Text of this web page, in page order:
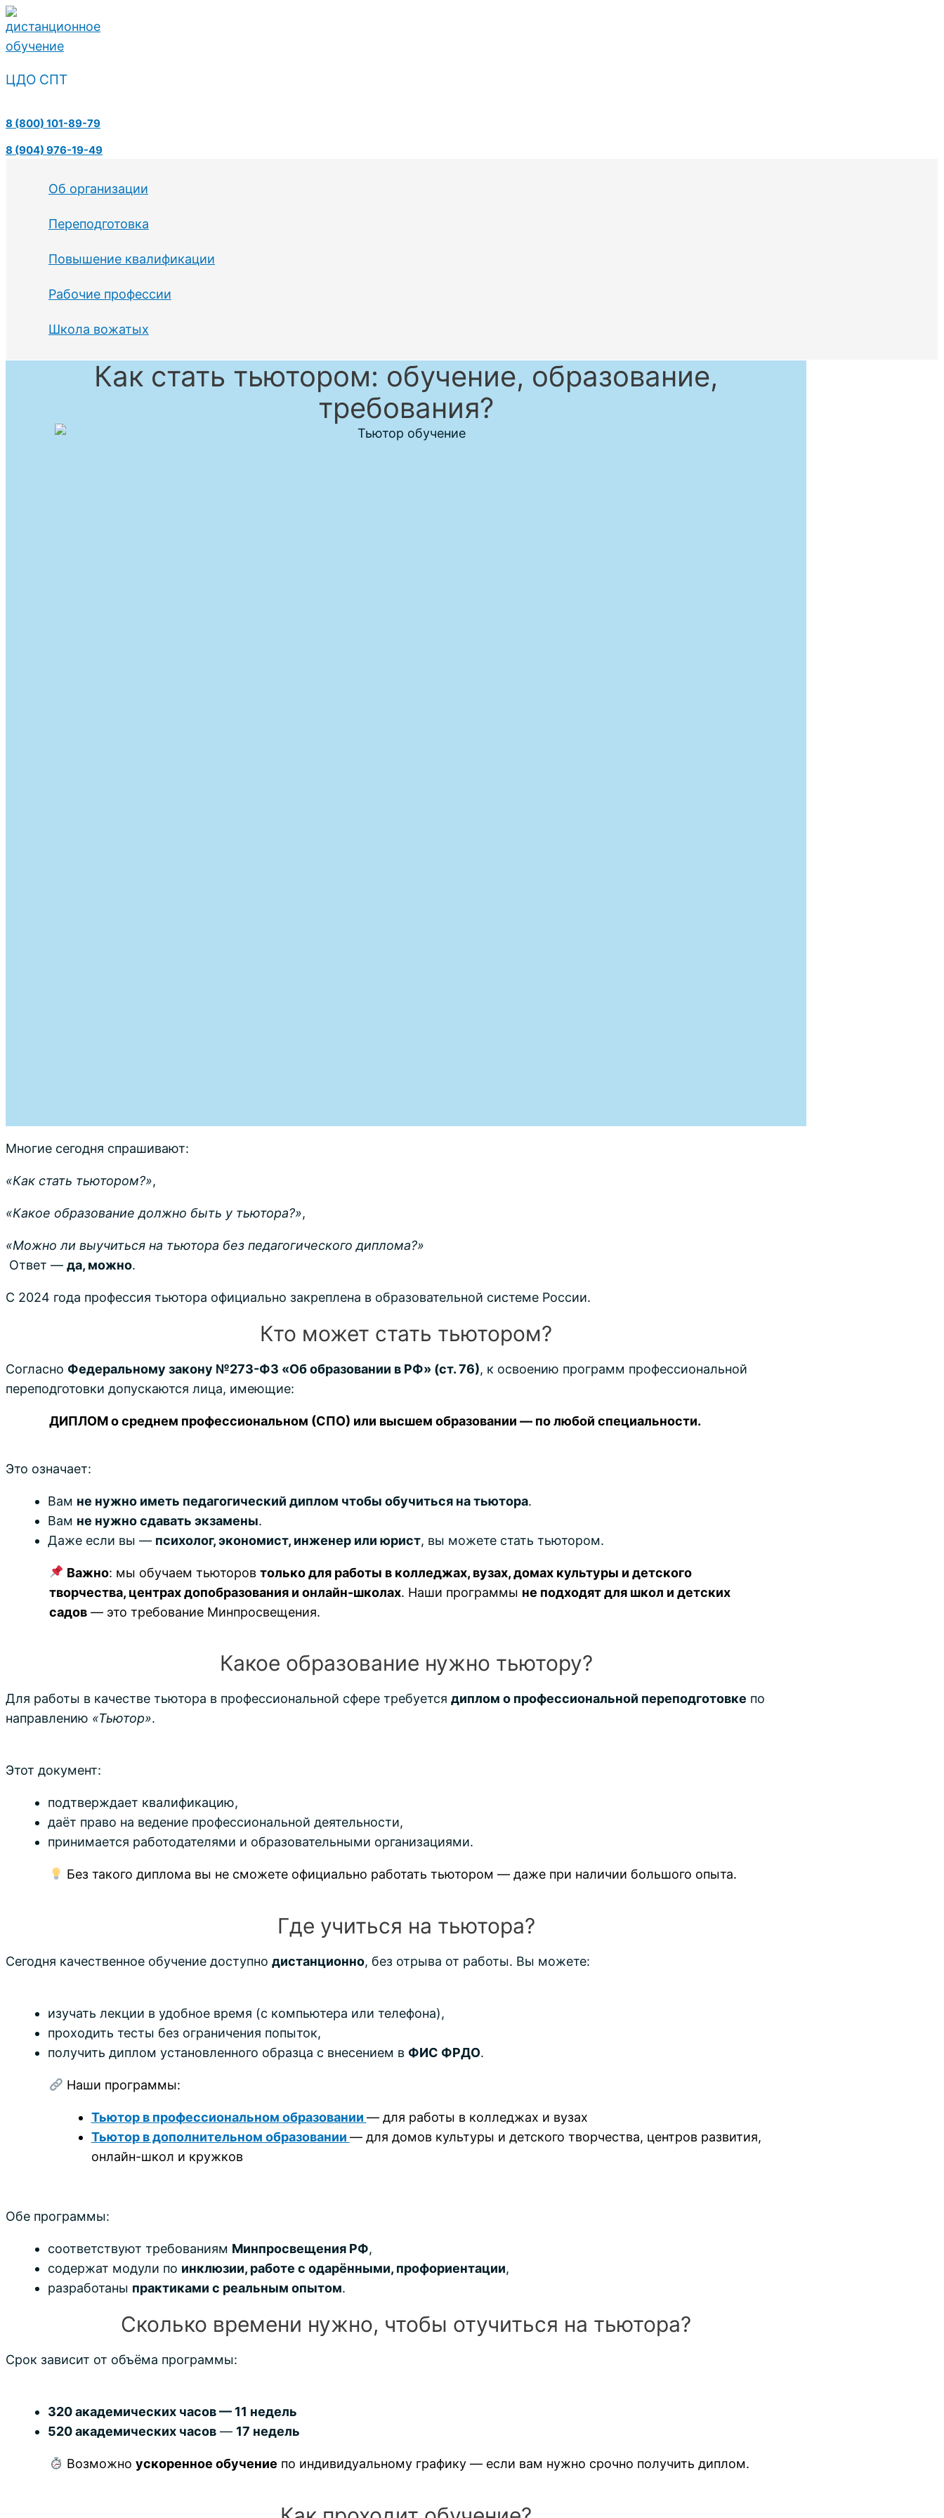
Перейти
к
содержимому
ЦДО СПТ
8 (800) 101-89-79
8 (904) 976-19-49
Об организации
Переподготовка
Повышение квалификации
Рабочие профессии
Школа вожатых
Как стать тьютором: обучение, образование,
требования?
Многие сегодня спрашивают:
«Как стать тьютором?»,
«Какое образование должно быть у тьютора?»,
«Можно ли выучиться на тьютора без педагогического диплома?»
Ответ — да, можно.
С 2024 года профессия тьютора официально закреплена в образовательной системе России.
Кто может стать тьютором?
Согласно Федеральному закону №273-ФЗ «Об образовании в РФ» (ст. 76), к освоению программ профессиональной
переподготовки допускаются лица, имеющие:
ДИПЛОМ о среднем профессиональном (СПО) или высшем образовании — по любой специальности.
Это означает:
Вам не нужно иметь педагогический диплом чтобы обучиться на тьютора.
Вам не нужно сдавать экзамены.
Даже если вы — психолог, экономист, инженер или юрист, вы можете стать тьютором.
Важно: мы обучаем тьюторовтолько для работы в колледжах, вузах, домах культуры и детского
творчества, центрах допобразования и онлайн-школах. Наши программы не подходят для школ и детских
садов— это требование Минпросвещения.
Какое образование нужно тьютору?
Для работы в качестве тьютора в профессиональной сфере требуется диплом о профессиональной переподготовке по
направлению «Тьютор».
Этот документ:
подтверждает квалификацию,
даёт право на ведение профессиональной деятельности,
принимается работодателями и образовательными организациями.
Без такого диплома вы не сможете официально работать тьютором — даже при наличии большого опыта.
Где учиться на тьютора?
Сегодня качественное обучение доступно дистанционно, без отрыва от работы. Вы можете:
изучать лекции в удобное время (с компьютера или телефона),
проходить тесты без ограничения попыток,
получить диплом установленного образца с внесением в ФИС ФРДО.
Наши программы:
Тьютор в профессиональном образовании — для работы в колледжах и вузах
Тьютор в дополнительном образовании — для домов культуры и детского творчества, центров развития,
онлайн-школ и кружков
Обе программы:
соответствуют требованиям Минпросвещения РФ,
содержат модули по инклюзии, работе с одарёнными, профориентации,
разработаны практиками с реальным опытом.
Сколько времени нужно, чтобы отучиться на тьютора?
Срок зависит от объёма программы:
320 академических часов — 11 недель
520 академических часов — 17 недель
Возможноускоренное обучение по индивидуальному графику — если вам нужно срочно получить диплом.